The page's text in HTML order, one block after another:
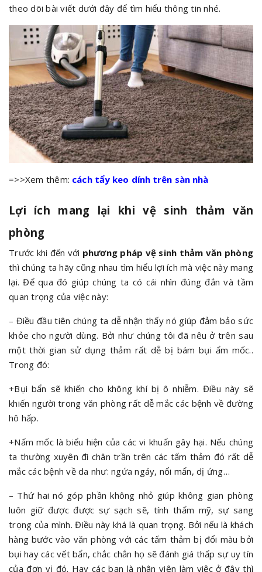
theo dõi bài viết dưới đây để tìm hiểu thông tin nhé.
=>>Xem thêm: cách tẩy keo dính trên sàn nhà
Lợi ích mang lại khi vệ sinh thảm văn
phòng
Trước khi đến với phương pháp vệ sinh thảm văn phòng
thì chúng ta hãy cũng nhau tìm hiểu lợi ích mà việc này mang
lại. Để qua đó giúp chúng ta có cái nhìn đúng đắn và tầm
quan trọng của việc này:
– Điều đầu tiên chúng ta dễ nhận thấy nó giúp đảm bảo sức
khỏe cho người dùng. Bởi như chúng tôi đã nêu ở trên sau
một thời gian sử dụng thảm rất dễ bị bám bụi ẩm mốc..
Trong đó:
+Bụi bẩn sẽ khiến cho không khí bị ô nhiễm. Điều này sẽ
khiến người trong văn phòng rất dễ mắc các bệnh về đường
hô hấp.
+Nấm mốc là biểu hiện của các vi khuẩn gây hại. Nếu chúng
ta thường xuyên đi chân trần trên các tấm thảm đó rất dễ
mắc các bệnh về da như: ngứa ngáy, nổi mẩn, dị ứng…
– Thứ hai nó góp phần không nhỏ giúp không gian phòng
luôn giữ được được sự sạch sẽ, tính thẩm mỹ, sự sang
trọng của mình. Điều này khá là quan trọng. Bởi nếu là khách
hàng bước vào văn phòng với các tấm thảm bị đổi màu bởi
bụi hay các vết bẩn, chắc chắn họ sẽ đánh giá thấp sự uy tín
của đơn vị đó. Hay các bạn là nhân viên làm việc ở đây thì